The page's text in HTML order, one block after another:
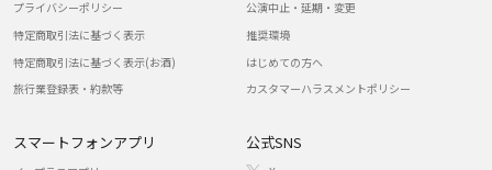
プライバシーポリシー
特定商取引法に基づく表示
特定商取引法に基づく表示(お酒)
旅行業登録表・約款等
公演中止・延期・変更
推奨環境
はじめての方へ
カスタマーハラスメントポリシー
スマートフォンアプリ 公式SNS